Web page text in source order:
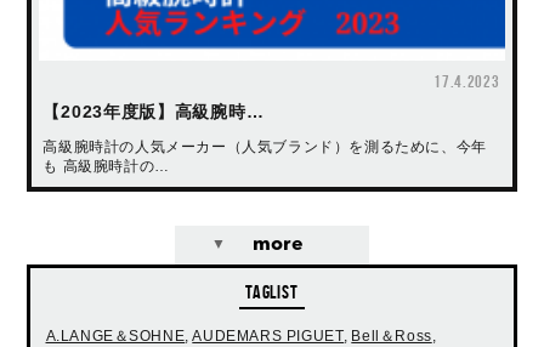
17.4.2023
【2023年度版】高級腕時…
高級腕時計の人気メーカー（人気ブランド）を測るために、今年
も 高級腕時計の…
more
TAGLIST
A.LANGE＆SOHNE,AUDEMARS PIGUET, Bell＆Ross,